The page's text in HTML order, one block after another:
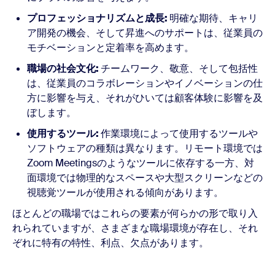
プロフェッショナリズムと成長: 明確な期待、キャリ
ア開発の機会、そして昇進へのサポートは、従業員の
モチベーションと定着率を高めます。
職場の社会文化:チームワーク、敬意、そして包括性
は、従業員のコラボレーションやイノベーションの仕
方に影響を与え、それがひいては顧客体験に影響を及
ぼします。
使用するツール:作業環境によって使用するツールや
ソフトウェアの種類は異なります。リモート環境では
Zoom Meetingsのようなツールに依存する一方、対
面環境では物理的なスペースや大型スクリーンなどの
視聴覚ツールが使用される傾向があります。
ほとんどの職場ではこれらの要素が何らかの形で取り入
れられていますが、さまざまな職場環境が存在し、それ
ぞれに特有の特性、利点、欠点があります。